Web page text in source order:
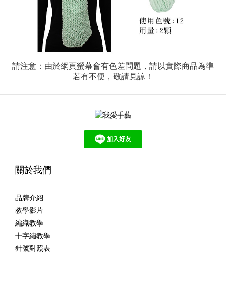
請注意：由於網頁螢幕會有色差問題，請以實際商品為準
若有不便，敬請見諒！
關於我們
品牌介紹
教學影片
編織教學
十字繡教學
針號對照表